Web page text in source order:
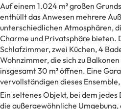
Auf einem 1.024 m² großen
enthüllt das Anwesen mehrere
unterschiedlichen Atmosphären,
Charme und Privatsphäre bieten.
Schlafzimmer, zwei Küchen, 4
Wohnzimmer, die sich zu
insgesamt 30 m² öffnen. Eine
vervollständigen dieses
Ein seltenes Objekt, bei dem
die außergewöhnliche Umgebung,